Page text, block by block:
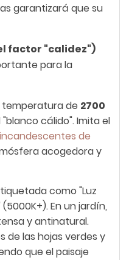
garantizará que su
factor "calidez")
para la
temperatura de 2700
"blanco cálido". Imita el
de
acogedora y
como "Luz
En un jardín,
y antinatural.
de las hojas verdes y
que el paisaje